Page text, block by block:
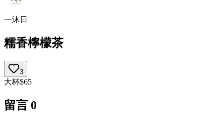
一沐日
糯香檸檬茶
3
大杯$65
留言 0